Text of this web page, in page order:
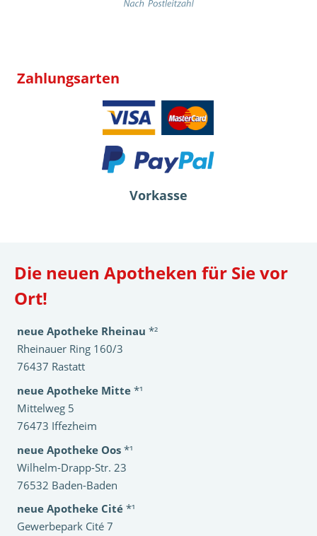
Zahlungsarten
Vorkasse
Die neuen Apotheken für Sie vor
Ort!
neue Apotheke Rheinau *²
Rheinauer Ring 160/3
76437 Rastatt
neue Apotheke Mitte *¹
Mittelweg 5
76473 Iffezheim
neue Apotheke Oos *¹
Wilhelm-Drapp-Str. 23
76532 Baden-Baden
neue Apotheke Cité *¹
Gewerbepark Cité 7